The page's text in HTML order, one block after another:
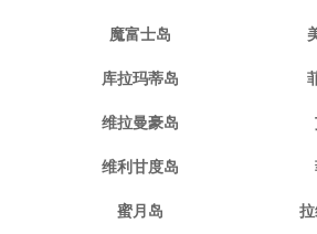
魔富士岛
库拉玛蒂岛
维拉曼豪岛
维利甘度岛
蜜月岛